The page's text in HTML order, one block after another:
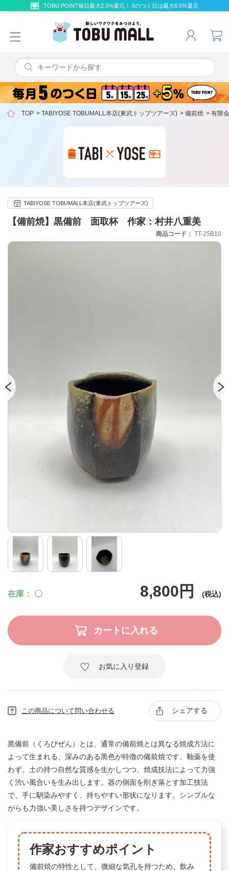
TOBU POINT毎日最大2.5%還元！ 5のつく日は最大6.5%還元
TOP > TABIYOSE TOBUMALL本店(東武トップツアーズ) > 備前焼 > 有限
【備前焼】黒備前 面取杯 作家：村井八重美
TABIYOSE TOBUMALL本店(東武トップツアーズ)
在庫 〇 8,800円
商品コード TT-25B10
お気に入り登録
この商品について問い合わせる シェアする
黒備前（くろびぜん）とは、通常の備前焼とは異なる焼成方法に
よって生まれる、深みのある黒色が特徴の備前焼です。釉薬を使
わず、土の持つ自然な質感を生かしつつ、焼成技法によって力強
く渋い風合いを生み出します。器の側面を削ぎ落とす加工技法
で、手に馴染みやすく、持ちやすい形状になります。シンプルな
がらも力強い美しさを持つデザインです。
作家おすすめポイント
備前焼の特性として、微細な気孔を持つため、飲み